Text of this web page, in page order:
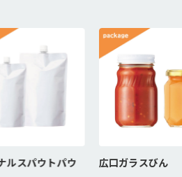
ルスパウトパウ
広口ガラスびん